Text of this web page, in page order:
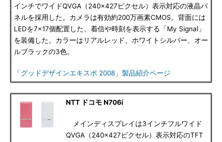
インチでワイドQVGA（240×427ピクセル）表示対応の液晶パ
ネルを採用した。カメラは有効約200万画素CMOS。背面には
LEDを7×17個配置した、着信や時刻を表示する「My Signal」
を装備した。カラーはリアルレッド、ホワイトシルバー、オー
ルブラックの3色。
「グッドデザインエキスポ 2008」製品紹介ページ
NTT ドコモ N706i
メインディスプレイは3インチフルワイド
QVGA（240×427ピクセル）表示対応のTFT